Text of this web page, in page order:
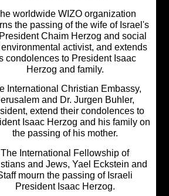
The worldwide WIZO organization
mourns the passing of the wife of
6th President Chaim Herzog and
and environmental activist, and
its condolences to President Isaac
Herzog and family.
The International Christian
Jerusalem and Dr. Jurgen Buhler,
President, extend their condolences
President Isaac Herzog and his
the passing of his mother.
The International Fellowship of
Christians and Jews, Yael Eckstein
Staff mourn the passing of Israeli
President Isaac Herzog.